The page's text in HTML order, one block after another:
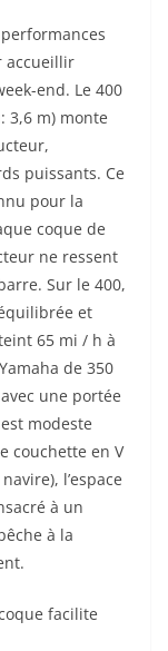
accueillir
end. Le 400
3,6 m) monte
puissants. Ce
pour la
coque de
ne ressent
Sur le 400,
et
65 mi / h à
de 350
une portée
modeste
couchette en V
l’espace
à un
à la
facilite